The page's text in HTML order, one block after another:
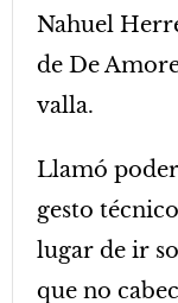
Nahuel
de De
valla.
Llamó
gesto
lugar de ir
que no